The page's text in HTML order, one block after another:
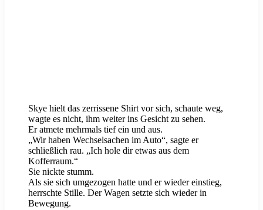
Skye hielt das zerrissene Shirt vor sich, schaute weg,
wagte es nicht, ihm weiter ins Gesicht zu sehen.
Er atmete mehrmals tief ein und aus.
„Wir haben Wechselsachen im Auto“, sagte er
schließlich rau. „Ich hole dir etwas aus dem
Kofferraum.“
Sie nickte stumm.
Als sie sich umgezogen hatte und er wieder einstieg,
herrschte Stille. Der Wagen setzte sich wieder in
Bewegung.